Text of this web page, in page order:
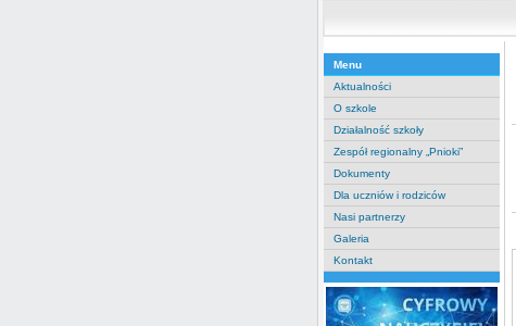
Menu
Aktualności
O szkole
Działalność szkoły
Zespół regionalny „Pnioki”
Dokumenty
Dla uczniów i rodziców
Nasi partnerzy
Galeria
Kontakt